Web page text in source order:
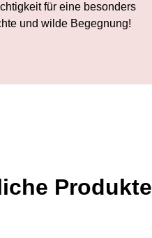
für eine besonders
und wilde Begegnung!
Produkte